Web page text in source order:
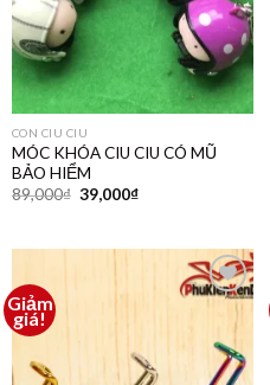
CON CIU CIU
MÓC KHÓA CIU CIU CÓ MŨ
BẢO HIỂM
89,000₫ 39,000₫
Giảm
giá!
vào
yêu
thích